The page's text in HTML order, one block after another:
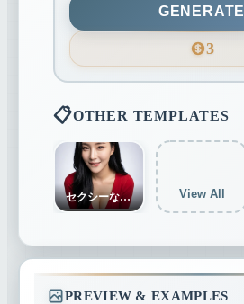
GENERATE
3
📋OTHER TEMPLATES
セクシーな小さな野良猫 View All
PREVIEW & EXAMPLES